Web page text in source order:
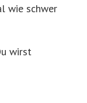
wie schwer
wirst